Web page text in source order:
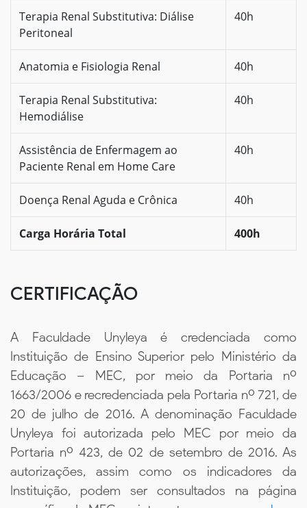
Terapia Renal Substitutiva: Diálise
Peritoneal
40h
Anatomia e Fisiologia Renal 40h
Terapia Renal Substitutiva:
Hemodiálise
40h
Assistência de Enfermagem ao
Paciente Renal em Home Care
40h
Doença Renal Aguda e Crônica 40h
Carga Horária Total 400h
CERTIFICAÇÃO
A Faculdade Unyleya é credenciada como
Instituição de Ensino Superior pelo Ministério da
Educação – MEC, por meio da Portaria nº
1663/2006 e recredenciada pela Portaria nº 721, de
20 de julho de 2016. A denominação Faculdade
Unyleya foi autorizada pelo MEC por meio da
Portaria nº 423, de 02 de setembro de 2016. As
autorizações, assim como os indicadores da
Instituição, podem ser consultados na página